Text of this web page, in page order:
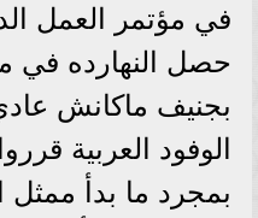
في مؤتمر العمل
حصل النهارده في
بجنيف ماكانش
الوفود العربية
بمجرد ما بدأ ممثل